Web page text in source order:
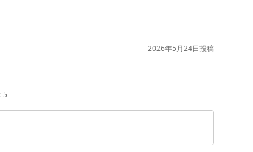
2026年5月24日投稿
: 5